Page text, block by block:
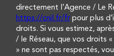
directement l’Agence / Le
https://cnil.fr/fr pour plus
droits. Si vous estimez,
/ le Réseau, que vos droits
» ne sont pas respectés,